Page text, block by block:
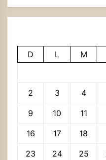
D L M
2 3 4
9 10 11
16 17 18
23 24 25